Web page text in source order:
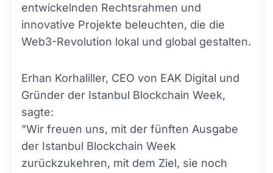
entwickelnden Rechtsrahmen und
innovative Projekte beleuchten, die die
Web3-Revolution lokal und global gestalten.
Erhan Korhaliller, CEO von EAK Digital und
Gründer der Istanbul Blockchain Week,
sagte:
"Wir freuen uns, mit der fünften Ausgabe
der Istanbul Blockchain Week
zurückzukehren, mit dem Ziel, sie noch